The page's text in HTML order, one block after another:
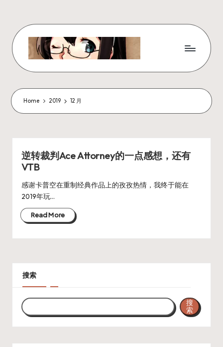
content
W
x
z
ui
r
_
N
ot
e
Home 2019 12 月
逆转裁判Ace Attorney的一点感想，还有
VTB
感谢卡普空在重制经典作品上的孜孜热情，我终于能在
2019年玩…
Read More
搜索
搜
索